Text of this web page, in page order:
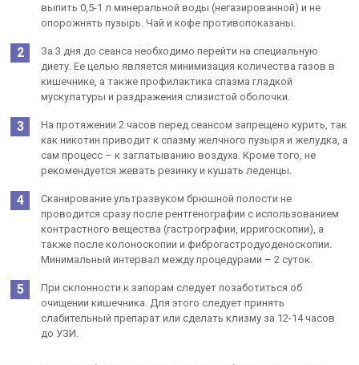
выпить 0,5-1 л минеральной воды (негазированной) и не
опорожнять пузырь. Чай и кофе противопоказаны.
За 3 дня до сеанса необходимо перейти на специальную
диету. Ее целью является минимизация количества газов в
кишечнике, а также профилактика спазма гладкой
мускулатуры и раздражения слизистой оболочки.
На протяжении 2 часов перед сеансом запрещено курить, так
как никотин приводит к спазму желчного пузыря и желудка, а
сам процесс – к заглатыванию воздуха. Кроме того, не
рекомендуется жевать резинку и кушать леденцы.
Сканирование ультразвуком брюшной полости не
проводится сразу после рентгенографии с использованием
контрастного вещества (гастрографии, ирригоскопии), а
также после колоноскопии и фиброгастродуоденоскопии.
Минимальный интервал между процедурами – 2 суток.
При склонности к запорам следует позаботиться об
очищении кишечника. Для этого следует принять
слабительный препарат или сделать клизму за 12-14 часов
до УЗИ.